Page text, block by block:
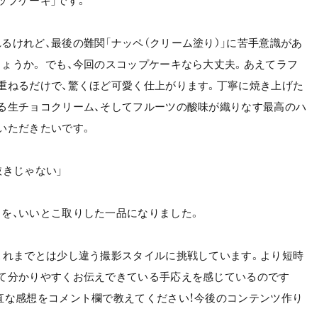
れど、最後の難関「ナッペ（クリーム塗り）」に苦手意識があ
うか。 でも、今回のスコップケーキなら大丈夫。あえてラフ
ねるだけで、驚くほど可愛く仕上がります。丁寧に焼き上げた
生チョコクリーム、そしてフルーツの酸味が織りなす最高のハ
ただきたいです。
じゃない」
、いいとこ取りした一品になりました。
れまでとは少し違う撮影スタイルに挑戦しています。より短時
分かりやすくお伝えできている手応えを感じているのです
な感想をコメント欄で教えてください！今後のコンテンツ作り